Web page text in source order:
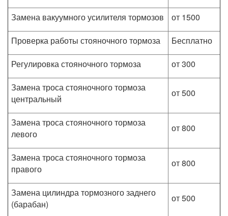
Замена вакуумного усилителя тормозов
от 1500
Проверка работы стояночного тормоза
Бесплатно
Регулировка стояночного тормоза
от 300
Замена троса стояночного тормоза
центральный
от 500
Замена троса стояночного тормоза
левого
от 800
Замена троса стояночного тормоза
правого
от 800
Замена цилиндра тормозного заднего
(барабан)
от 500